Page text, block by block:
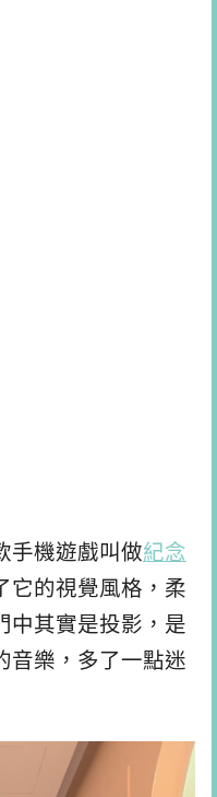
手機遊戲叫做紀念
它的視覺風格，柔
中其實是投影，是
音樂，多了一點迷